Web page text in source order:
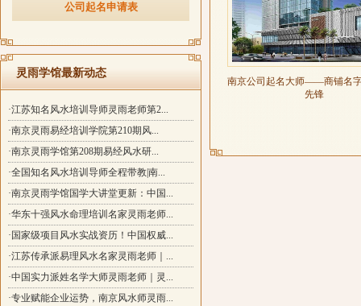
公司起名申请表
灵雨学馆最新动态
·江苏知名风水培训导师灵雨老师第2...
·南京灵雨易经培训学院第210期风...
·南京灵雨学馆第208期易经风水研...
·全国知名风水培训导师全程带教|南...
·南京灵雨学馆国学大讲堂更新：中国...
·华东十强风水命理培训名家灵雨老师...
·国家级项目风水实战资历！中国权威...
·江苏传承派易理风水名家灵雨老师｜...
·中国实力派姓名学大师灵雨老师｜灵...
·专业赋能企业运势，南京风水师灵雨...
南京公司起名大师——商铺名
先锋